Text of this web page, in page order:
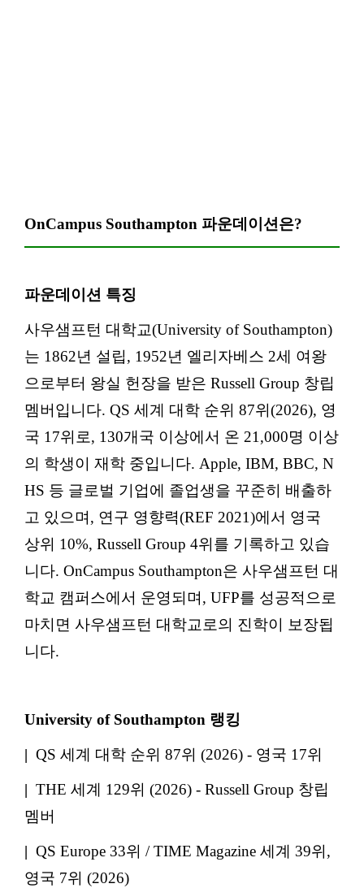
OnCampus Southampton 파운데이션은?
파운데이션 특징
사우샘프턴 대학교(University of Southampton)
는 1862년 설립, 1952년 엘리자베스 2세 여왕
으로부터 왕실 헌장을 받은 Russell Group 창립
멤버입니다. QS 세계 대학 순위 87위(2026), 영
국 17위로, 130개국 이상에서 온 21,000명 이상
의 학생이 재학 중입니다. Apple, IBM, BBC, N
HS 등 글로벌 기업에 졸업생을 꾸준히 배출하
고 있으며, 연구 영향력(REF 2021)에서 영국
상위 10%, Russell Group 4위를 기록하고 있습
니다. OnCampus Southampton은 사우샘프턴 대
학교 캠퍼스에서 운영되며, UFP를 성공적으로
마치면 사우샘프턴 대학교로의 진학이 보장됩
니다.
University of Southampton 랭킹
| QS 세계 대학 순위 87위 (2026) - 영국 17위
| THE 세계 129위 (2026) - Russell Group 창립
멤버
| QS Europe 33위 / TIME Magazine 세계 39위,
영국 7위 (2026)